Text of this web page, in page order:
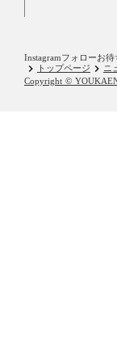
Instagramフォローお待
keyboard_arrow_right トップページ keyboard_arrow_right ニ
Copyright ©